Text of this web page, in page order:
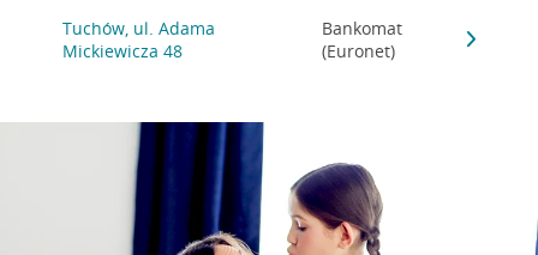
Tuchów, ul. Adama
Mickiewicza 48
Bankomat
(Euronet)